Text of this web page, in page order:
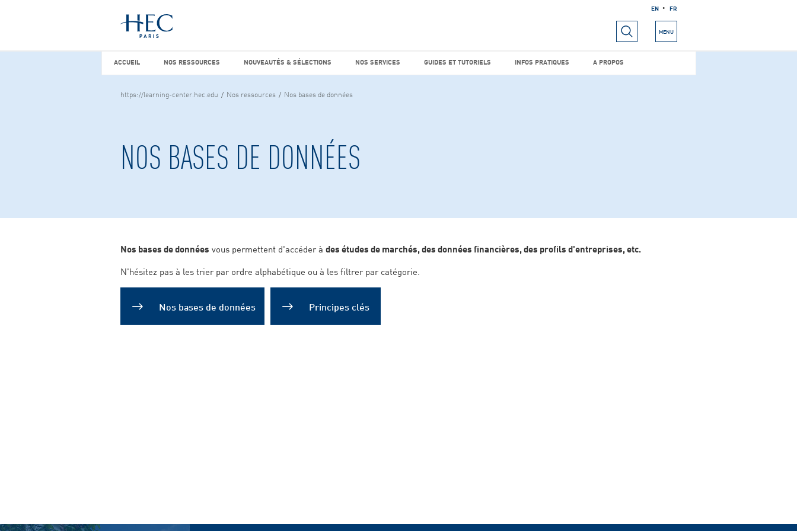
EN FR
MENU
Vous cherchez peut-être
NOS RESSOURCES INFOS PRATIQUES
ACCUEIL NOS RESSOURCES NOUVEAUTÉS & SÉLECTIONS NOS SERVICES GUIDES ET TUTORIELS INFOS PRATIQUES A PROPOS
https://learning-center.hec.edu Nos ressources Nos bases de données
NOS BASES DE DONNÉES
Nos bases de données vous permettent d'accéder à des études de marchés, des données financières, des profils d'entreprises, etc.
N'hésitez pas à les trier par ordre alphabétique ou à les filtrer par catégorie.
Nos bases de données Principes clés